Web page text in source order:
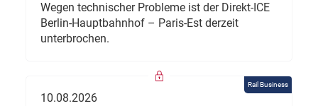
Wegen technischer Probleme ist der Direkt-ICE
Berlin-Hauptbahnhof – Paris-Est derzeit
unterbrochen.
Rail Business
10.08.2026